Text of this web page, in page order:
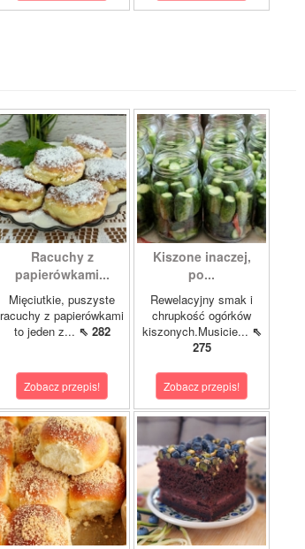
Racuchy z
papierówkami...
Mięciutkie, puszyste
racuchy z papierówkami
to jeden z... ⇖ 282
Zobacz przepis!
Kiszone inaczej,
po...
Rewelacyjny smak i
chrupkość ogórków
kiszonych.Musicie... ⇖
275
Zobacz przepis!